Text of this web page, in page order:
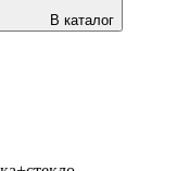
В каталог